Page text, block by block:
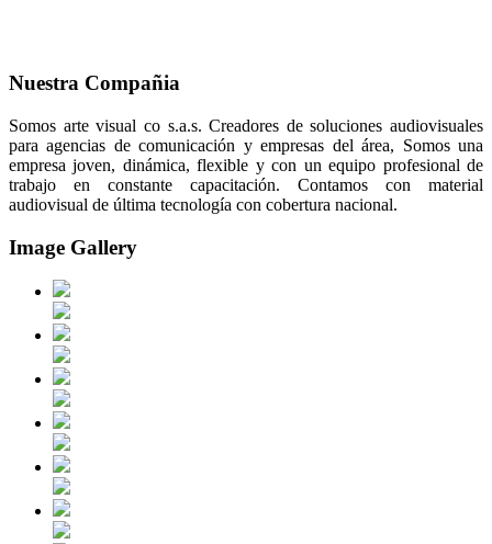
Nuestra Compañia
Somos arte visual co s.a.s. Creadores de soluciones audiovisuales
para agencias de comunicación y empresas del área, Somos una
empresa joven, dinámica, flexible y con un equipo profesional de
trabajo en constante capacitación. Contamos con material
audiovisual de última tecnología con cobertura nacional.
Image Gallery